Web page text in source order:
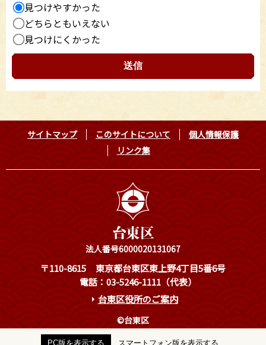
見つけやすかった
どちらともいえない
見つけにくかった
サイトマップ このサイトについて
個人情報保護
リンク集
法人番号6000020131067
〒110-8615
東京都台東区東上野4丁目5番6号
電話：03-5246-1111（代表）
台東区役所のご案内
©台東区
PC版を表示する スマートフォン版を表示する